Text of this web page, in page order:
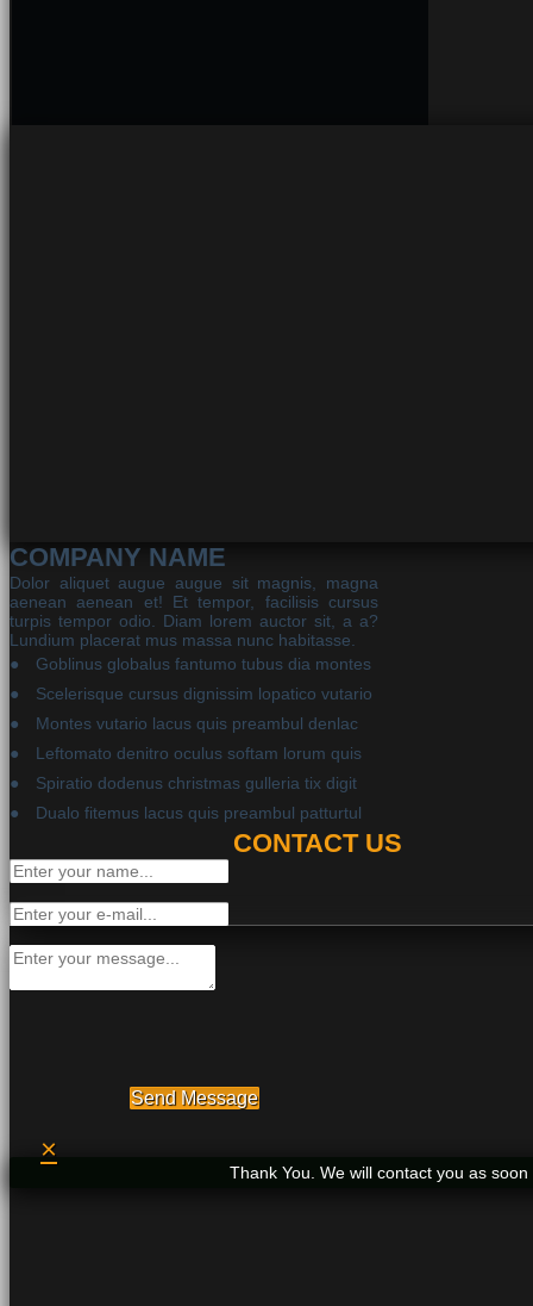
COMPANY NAME
Dolor aliquet augue augue sit magnis, magna
aenean aenean et! Et tempor, facilisis cursus
turpis tempor odio. Diam lorem auctor sit, a a?
Lundium placerat mus massa nunc habitasse.
Goblinus globalus fantumo tubus dia montes
Scelerisque cursus dignissim lopatico vutario
Montes vutario lacus quis preambul denlac
Leftomato denitro oculus softam lorum quis
Spiratio dodenus christmas gulleria tix digit
Dualo fitemus lacus quis preambul patturtul
CONTACT US
Send Message
×
Thank You. We will contact you as